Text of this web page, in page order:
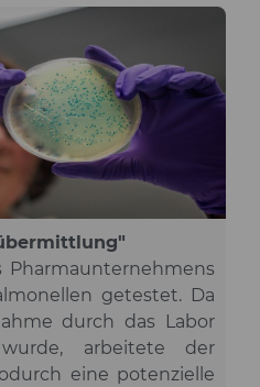
Pharmaunternehmens
getestet. Da
durch das Labor
arbeitete der
eine potenzielle